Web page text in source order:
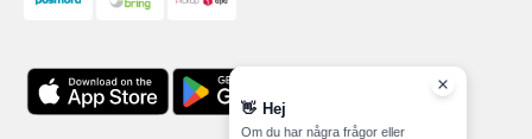
👋 Hej
Om du har några frågor eller